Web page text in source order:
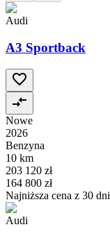
Audi
A3 Sportback
Nowe
2026
Benzyna
10 km
203 120 zł
164 800 zł
Najniższa cena z 30 dni
Audi